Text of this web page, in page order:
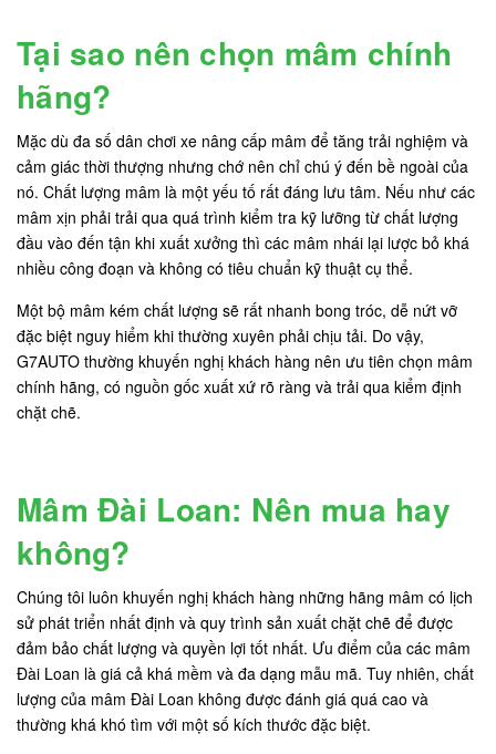
Tại sao nên chọn mâm chính
hãng?
Mặc dù đa số dân chơi xe nâng cấp mâm để tăng trải nghiệm và
cảm giác thời thượng nhưng chớ nên chỉ chú ý đến bề ngoài của
nó. Chất lượng mâm là một yếu tố rất đáng lưu tâm. Nếu như các
mâm xịn phải trải qua quá trình kiểm tra kỹ lưỡng từ chất lượng
đầu vào đến tận khi xuất xưởng thì các mâm nhái lại lược bỏ khá
nhiều công đoạn và không có tiêu chuẩn kỹ thuật cụ thể.
Một bộ mâm kém chất lượng sẽ rất nhanh bong tróc, dễ nứt vỡ
đặc biệt nguy hiểm khi thường xuyên phải chịu tải. Do vậy,
G7AUTO thường khuyến nghị khách hàng nên ưu tiên chọn mâm
chính hãng, có nguồn gốc xuất xứ rõ ràng và trải qua kiểm định
chặt chẽ.
Mâm Đài Loan: Nên mua hay
không?
Chúng tôi luôn khuyến nghị khách hàng những hãng mâm có lịch
sử phát triển nhất định và quy trình sản xuất chặt chẽ để được
đảm bảo chất lượng và quyền lợi tốt nhất. Ưu điểm của các mâm
Đài Loan là giá cả khá mềm và đa dạng mẫu mã. Tuy nhiên, chất
lượng của mâm Đài Loan không được đánh giá quá cao và
thường khá khó tìm với một số kích thước đặc biệt.